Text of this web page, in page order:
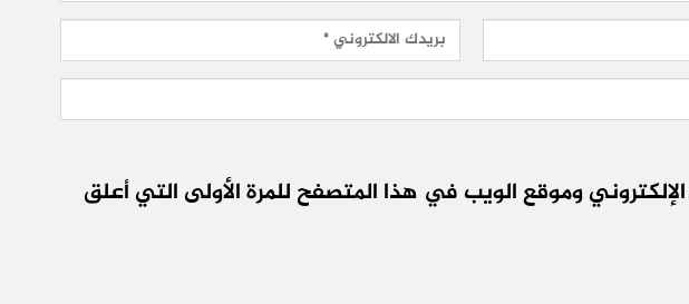
وموقع الويب في هذا المتصفح للمرة الأولى التي أعلق